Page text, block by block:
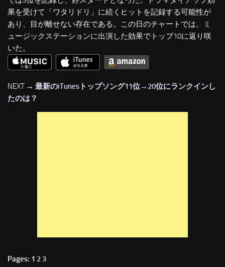
果を受けて「ワタリドリ」に続くヒットを記録する可能性が
あり、目が離せない存在である。この日のチャートでは、ミ
ュージックステーションに出演した効果でトップ10に返り咲
いた。
NEXT → 最新のiTunesトップソング11位→20位にランクインし
たのは？
Pages: 1 2 3